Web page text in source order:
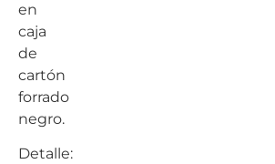
en
caja
de
cartón
forrado
negro.
Detalle: